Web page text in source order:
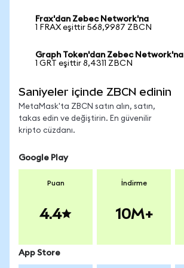
Frax'dan Zebec Network'na
1 FRAX eşittir 568,9987 ZBCN
Graph Token'dan Zebec Network'na
1 GRT eşittir 8,4311 ZBCN
Saniyeler içinde ZBCN edinin
MetaMask'ta ZBCN satın alın, satın,
takas edin ve değiştirin. En güvenilir
kripto cüzdanı.
Google Play
Puan
4.4
İndirme
10M+
App Store